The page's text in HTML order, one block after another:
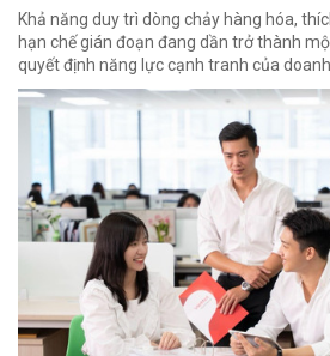
Khả năng duy trì dòng chảy hàng hóa,
hạn chế gián đoạn đang dần trở thành
quyết định năng lực cạnh tranh của doanh